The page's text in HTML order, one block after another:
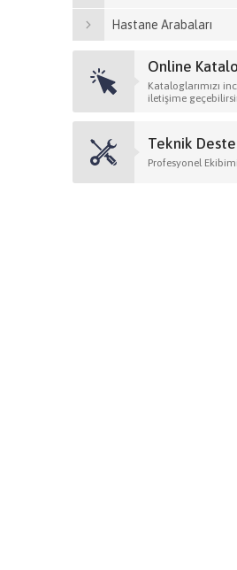
Hastane Arabaları
Online
Kataloglarımızı
iletişime
Teknik
Profesyonel